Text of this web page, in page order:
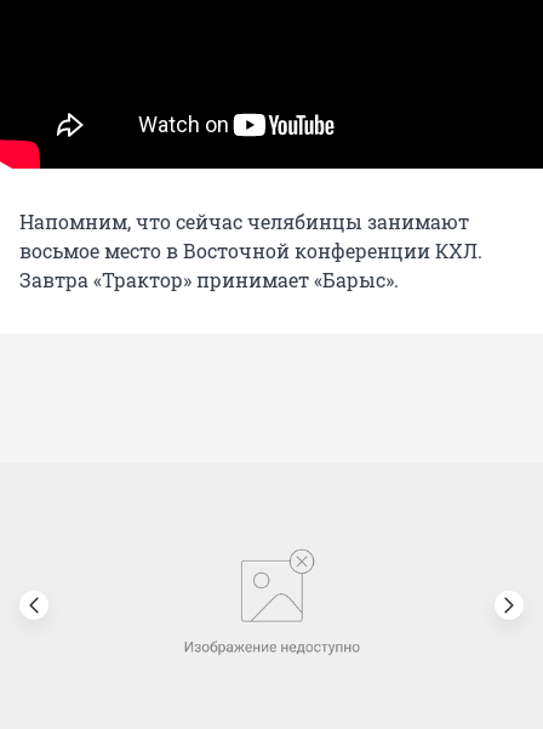
Напомним, что сейчас челябинцы занимают
восьмое место в Восточной конференции КХЛ.
Завтра «Трактор» принимает «Барыс».